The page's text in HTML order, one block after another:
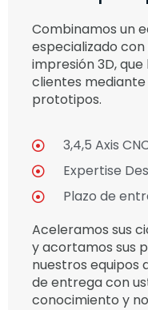
Combinamos un
especializado con
impresión 3D,
clientes
prototipos.
3,4,5 Axis
Expertise
Plazo de
Aceleramos sus
y acortamos sus
nuestros equipos
de entrega con
conocimiento y